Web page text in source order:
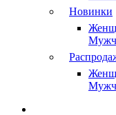
Новинки